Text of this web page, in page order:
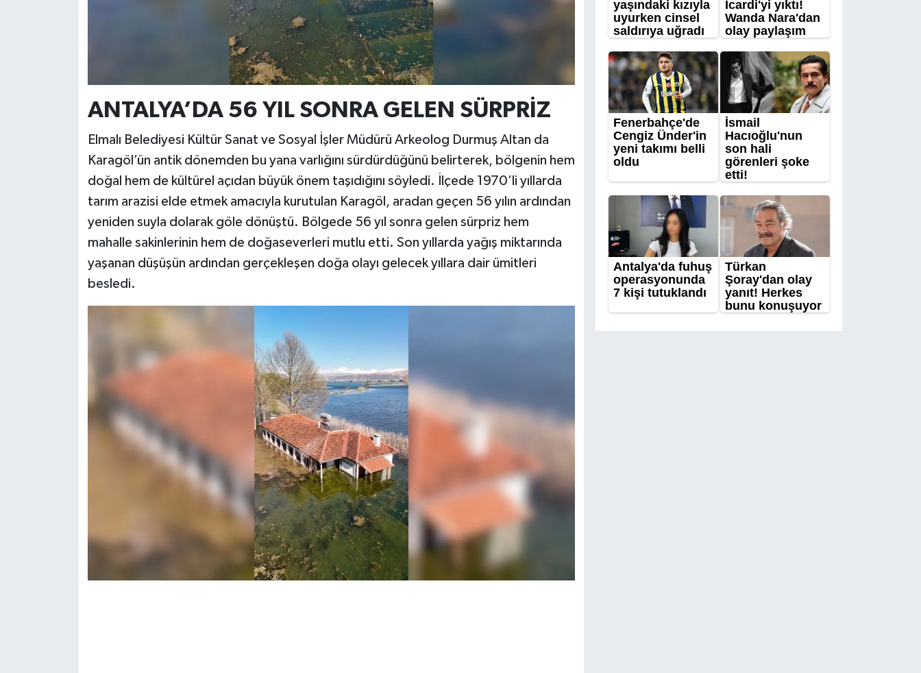
ANTALYA’DA 56 YIL SONRA GELEN SÜRPRİZ
Elmalı Belediyesi Kültür Sanat ve Sosyal İşler Müdürü Arkeolog Durmuş Altan da
Karagöl’ün antik dönemden bu yana varlığını sürdürdüğünü belirterek, bölgenin hem
doğal hem de kültürel açıdan büyük önem taşıdığını söyledi. İlçede 1970’li yıllarda
tarım arazisi elde etmek amacıyla kurutulan Karagöl, aradan geçen 56 yılın ardından
yeniden suyla dolarak göle dönüştü. Bölgede 56 yıl sonra gelen sürpriz hem
mahalle sakinlerinin hem de doğaseverleri mutlu etti. Son yıllarda yağış miktarında
yaşanan düşüşün ardından gerçekleşen doğa olayı gelecek yıllara dair ümitleri
besledi.